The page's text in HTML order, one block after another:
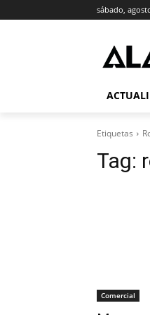
sábado,
Etiquetas
Tag:
Comercial